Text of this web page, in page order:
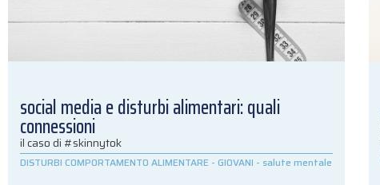
social media e disturbi alimentari: quali
connessioni
il caso di #skinnytok
DISTURBI COMPORTAMENTO ALIMENTARE - GIOVANI - salute mentale